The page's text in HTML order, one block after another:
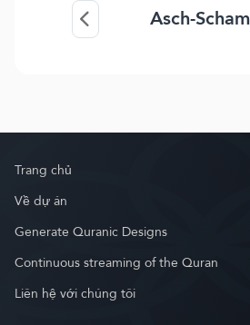
Asch-
Trang chủ
Về dự án
Generate Quranic Designs
Continuous streaming of the Quran
Liên hệ với chúng tôi